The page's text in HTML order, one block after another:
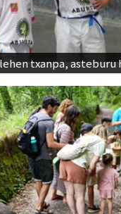
txanpa, asteburu